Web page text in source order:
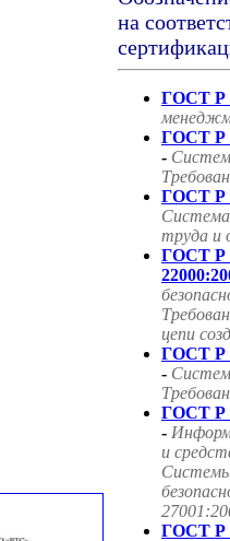
на
ГОСТ Р
ГОСТ Р
-
ГОСТ Р
труда и
ГОСТ
цепи
ГОСТ Р
-
ГОСТ Р
-
и
ГОСТ Р